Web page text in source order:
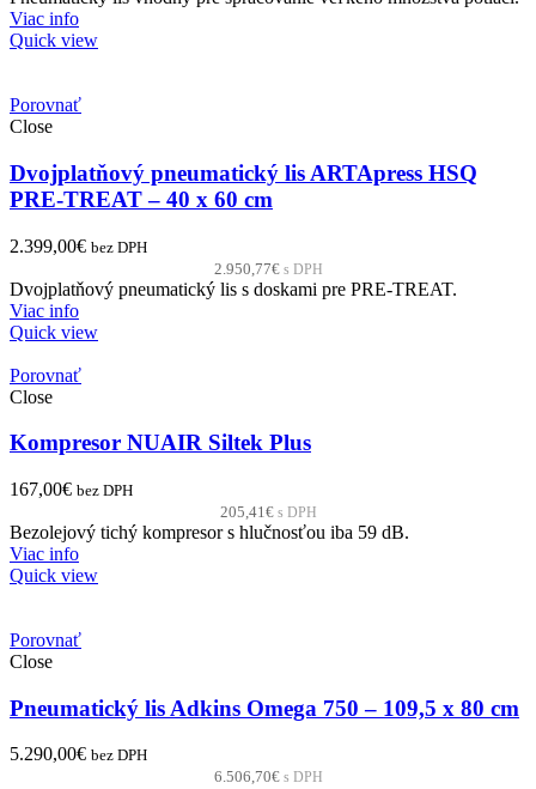
Viac info
Quick view
Porovnať
Close
Dvojplatňový pneumatický lis ARTApress HSQ
PRE-TREAT – 40 x 60 cm
2.399,00€ bez DPH
2.950,77€ s DPH
Dvojplatňový pneumatický lis s doskami pre PRE-TREAT.
Viac info
Quick view
Porovnať
Close
Kompresor NUAIR Siltek Plus
167,00€ bez DPH
205,41 € s DPH
Bezolejový tichý kompresor s hlučnosťou iba 59 dB.
Viac info
Quick view
Porovnať
Close
Pneumatický lis Adkins Omega 750 – 109,5 x 80 cm
5.290,00€ bez DPH
6.506,70€ s DPH